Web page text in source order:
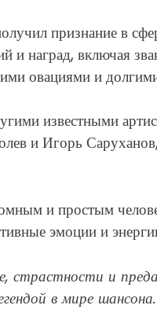
признание в
и наград, включая
овациями и
известными
и Игорь
и простым
эмоции и
страстности и
в мире шансона.